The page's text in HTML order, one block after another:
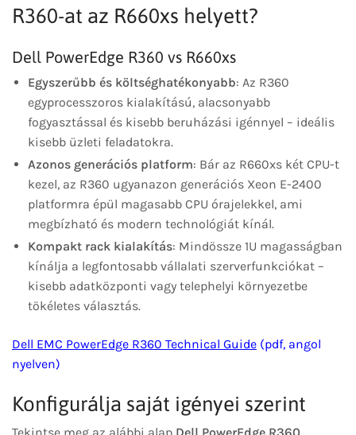
R360-at az R660xs helyett?
Dell PowerEdge R360 vs R660xs
Egyszerűbb és költséghatékonyabb: Az R360
egyprocesszoros kialakítású, alacsonyabb
fogyasztással és kisebb beruházási igénnyel – ideális
kisebb üzleti feladatokra.
Azonos generációs platform: Bár az R660xs két CPU-t
kezel, az R360 ugyanazon generációs Xeon E-2400
platformra épül magasabb CPU órajelekkel, ami
megbízható és modern technológiát kínál.
Kompakt rack kialakítás: Mindössze 1U magasságban
kínálja a legfontosabb vállalati szerverfunkciókat –
kisebb adatközponti vagy telephelyi környezetbe
tökéletes választás.
Dell EMC PowerEdge R360 Technical Guide (pdf, angol
nyelven)
Konfigurálja saját igényei szerint